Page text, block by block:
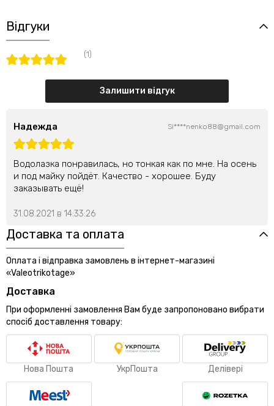
Відгуки
(1)
Залишити відгук
Надежда Si****nenko88@gmail.com
Водолазка понравилась, но тонкая как по мне. На осень
и под майку пойдёт. Качество - хорошее. Буду
заказывать ещё!
31.08.2021 в 14:33:26
Доставка та оплата
Оплата і відправка замовлень в інтернет-магазині
«Valeotrikotage»
Доставка
При оформленні замовлення Вам буде запропоновано вибрати
спосіб доставлення товару:
Нова Пошта УкрПошта Делівері